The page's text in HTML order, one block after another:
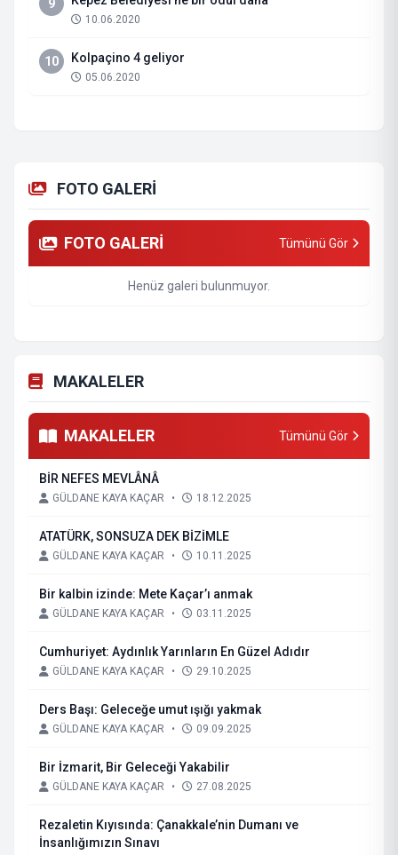
9
10.06.2020
10 Kolpaçino 4 geliyor
05.06.2020
FOTO GALERİ
FOTO GALERİ Tümünü Gör
Henüz galeri bulunmuyor.
MAKALELER
MAKALELER Tümünü Gör
BİR NEFES MEVLÂNÂ
GÜLDANE KAYA KAÇAR • 18.12.2025
ATATÜRK, SONSUZA DEK BİZİMLE
GÜLDANE KAYA KAÇAR • 10.11.2025
Bir kalbin izinde: Mete Kaçar’ı anmak
GÜLDANE KAYA KAÇAR • 03.11.2025
Cumhuriyet: Aydınlık Yarınların En Güzel Adıdır
GÜLDANE KAYA KAÇAR • 29.10.2025
Ders Başı: Geleceğe umut ışığı yakmak
GÜLDANE KAYA KAÇAR • 09.09.2025
Bir İzmarit, Bir Geleceği Yakabilir
GÜLDANE KAYA KAÇAR • 27.08.2025
Rezaletin Kıyısında: Çanakkale’nin Dumanı ve
İnsanlığımızın Sınavı